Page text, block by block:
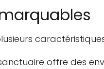
offre des